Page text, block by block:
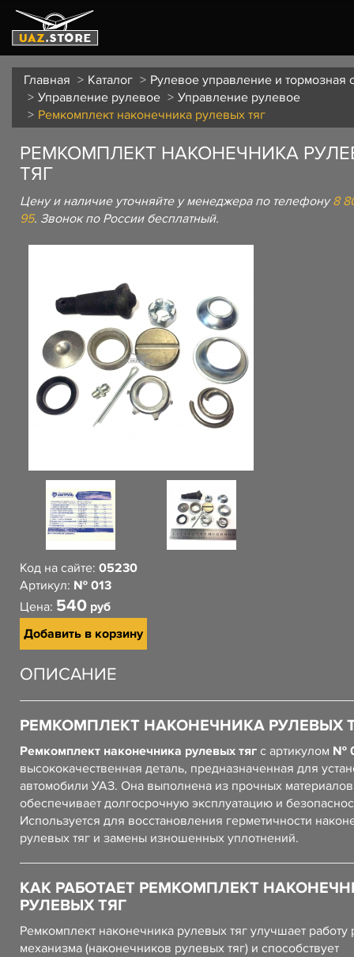
Главная Каталог
Рулевое управление и тормозная
Управление рулевое
Управление рулевое
Ремкомплект наконечника рулевых тяг
РЕМКОМПЛЕКТ НАКОНЕЧНИКА
ТЯГ
Цену и наличие уточняйте у менеджера по телефону8
95. Звонок по России бесплатный.
Код на сайте: 05230
Артикул: № 013
Цена: 540 руб
Добавить в корзину
ОПИСАНИЕ
РЕМКОМПЛЕКТ НАКОНЕЧНИКА РУЛЕВЫХ
Ремкомплект наконечника рулевых тяг с артикулом №
высококачественная деталь, предназначенная для
автомобили УАЗ. Она выполнена из прочных
обеспечивает долгосрочную эксплуатацию и
Используется для восстановления герметичности
рулевых тяг и замены изношенных уплотнений.
КАК РАБОТАЕТ РЕМКОМПЛЕКТ
РУЛЕВЫХ ТЯГ
Ремкомплект наконечника рулевых тяг улучшает работу
механизма (наконечников рулевых тяг) и способствует